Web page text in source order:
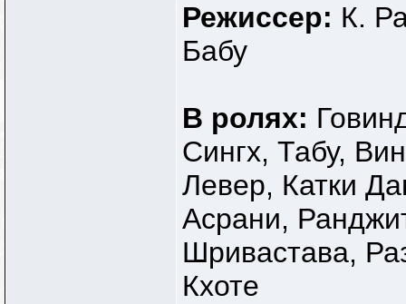
Режиссер: К.
Бабу
В ролях:
Сингх, Табу,
Левер, Катки
Асрани,
Шривастава,
Кхоте